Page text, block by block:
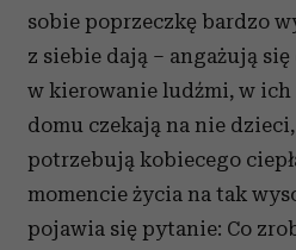
sobie poprzeczkę bardzo
z siebie dają – angażują
w kierowanie ludźmi, w
domu czekają na nie
potrzebują kobiecego
momencie życia na tak
pojawia się pytanie: Co